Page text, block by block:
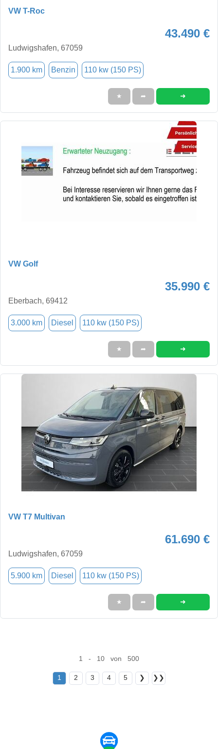
VW T-Roc
43.490 €
Ludwigshafen, 67059
1.900 km Benzin 110 kw (150 PS)
★ ➦ ➜
VW Golf
35.990 €
Eberbach, 69412
3.000 km Diesel 110 kw (150 PS)
★ ➦ ➜
VW T7 Multivan
61.690 €
Ludwigshafen, 67059
5.900 km Diesel 110 kw (150 PS)
★ ➦ ➜
1 - 10 von 500
1 2 3 4 5 ❯ ❯❯